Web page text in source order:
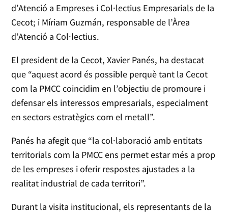
d’Atenció a Empreses i Col·lectius Empresarials de la
Cecot; i Míriam Guzmán, responsable de l’Àrea
d’Atenció a Col·lectius.
El president de la Cecot, Xavier Panés, ha destacat
que “aquest acord és possible perquè tant la Cecot
com la PMCC coincidim en l’objectiu de promoure i
defensar els interessos empresarials, especialment
en sectors estratègics com el metall”.
Panés ha afegit que “la col·laboració amb entitats
territorials com la PMCC ens permet estar més a prop
de les empreses i oferir respostes ajustades a la
realitat industrial de cada territori”.
Durant la visita institucional, els representants de la